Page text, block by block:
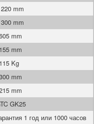
mm
mm
mm
mm
Kg
mm
mm
GK25
1 год или 1000 часов